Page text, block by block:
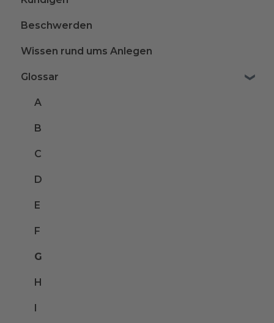
Beschwerden
Wissen rund ums Anlegen
Glossar
A
B
C
D
E
F
G
H
I